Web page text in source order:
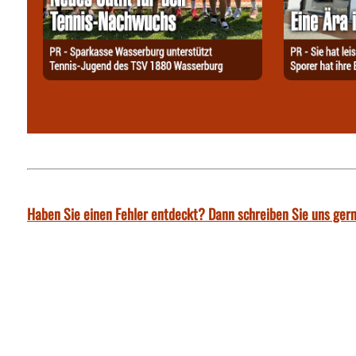
Haben Sie einen Fehler entdeckt? Dann schreiben Sie uns